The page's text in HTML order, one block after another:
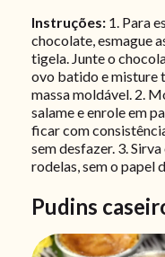
Instruções: 1. Para
chocolate, esmague
tigela. Junte o
ovo batido e misture
massa moldável. 2.
salame e enrole em
ficar com
sem desfazer. 3.
rodelas, sem o papel
Pudins